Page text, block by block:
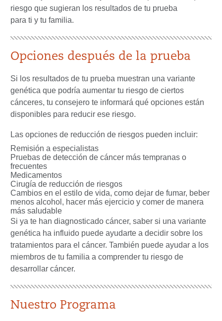
riesgo que sugieran los resultados de tu prueba
para ti y tu familia.
Opciones después de la prueba
Si los resultados de tu prueba muestran una variante
genética que podría aumentar tu riesgo de ciertos
cánceres, tu consejero te informará qué opciones están
disponibles para reducir ese riesgo.
Las opciones de reducción de riesgos pueden incluir:
Remisión a especialistas
Pruebas de detección de cáncer más tempranas o
frecuentes
Medicamentos
Cirugía de reducción de riesgos
Cambios en el estilo de vida, como dejar de fumar, beber
menos alcohol, hacer más ejercicio y comer de manera
más saludable
Si ya te han diagnosticado cáncer, saber si una variante
genética ha influido puede ayudarte a decidir sobre los
tratamientos para el cáncer. También puede ayudar a los
miembros de tu familia a comprender tu riesgo de
desarrollar cáncer.
Nuestro Programa